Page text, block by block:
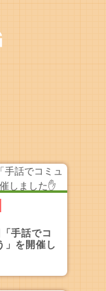
手話でコ
」を開催し